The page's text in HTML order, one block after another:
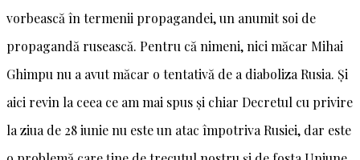
vorbească în termenii propagandei, un anumit soi de
propagandă rusească. Pentru că nimeni, nici măcar Mihai
Ghimpu nu a avut măcar o tentativă de a diaboliza Rusia. Și
aici revin la ceea ce am mai spus și chiar Decretul cu privire
la ziua de 28 iunie nu este un atac împotriva Rusiei, dar este